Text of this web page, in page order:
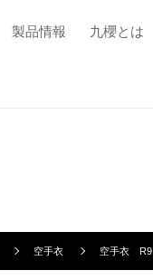
製品情報 九櫻とは
空手衣 空手衣 R9